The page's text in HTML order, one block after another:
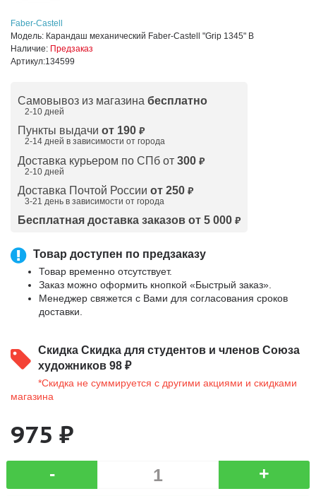
Faber-Castell
Модель: Карандаш механический Faber-Castell "Grip 1345" B
Наличие: Предзаказ
Артикул:134599
Самовывоз из магазина бесплатно
2-10 дней
Пункты выдачи от 190 ₽
2-14 дней в зависимости от города
Доставка курьером по СПб от 300 ₽
2-10 дней
Доставка Почтой России от 250 ₽
3-21 день в зависимости от города
Бесплатная доставка заказов от 5 000 ₽
Товар доступен по предзаказу
Товар временно отсутствует.
Заказ можно оформить кнопкой «Быстрый заказ».
Менеджер свяжется с Вами для согласования сроков
доставки.
Скидка Скидка для студентов и членов Союза
художников 98 ₽
*Скидка не суммируется с другими акциями и скидками
магазина
975 ₽
- +